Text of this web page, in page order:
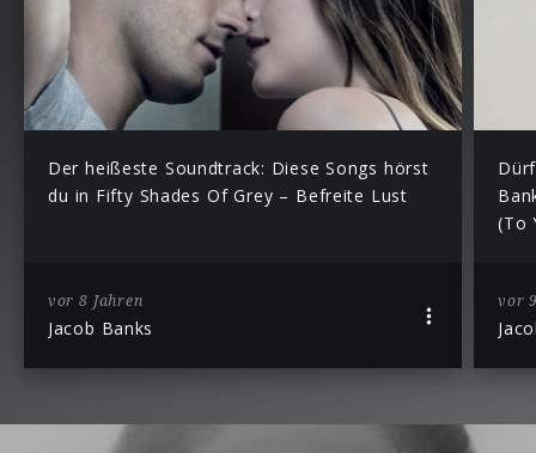
Der heißeste Soundtrack: Diese Songs hörst
du in Fifty Shades Of Grey – Befreite Lust
vor 8 Jahren
Jacob Banks
(To
vor